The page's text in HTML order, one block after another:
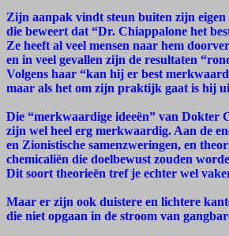
Zijn aanpak vindt steun buiten zijn
die beweert dat “Dr. Chiappalone het
Ze heeft al veel mensen naar hem
en in veel gevallen zijn de resultaten
Volgens haar “kan hij er best
maar als het om zijn praktijk gaat is hij
Die “merkwaardige ideeën” van Dokter
zijn wel heel erg merkwaardig. Aan de
en Zionistische samenzweringen, en
chemicaliën die doelbewust zouden
Dit soort theorieën tref je echter wel
Maar er zijn ook duistere en lichtere
die niet opgaan in de stroom van